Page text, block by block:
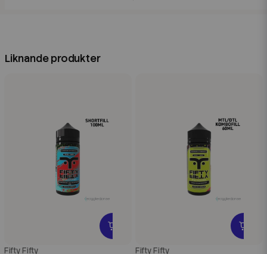
Liknande produkter
Fifty Fifty Fifty Fifty